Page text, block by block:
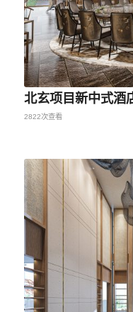
北玄项目新中式酒
2822次查看